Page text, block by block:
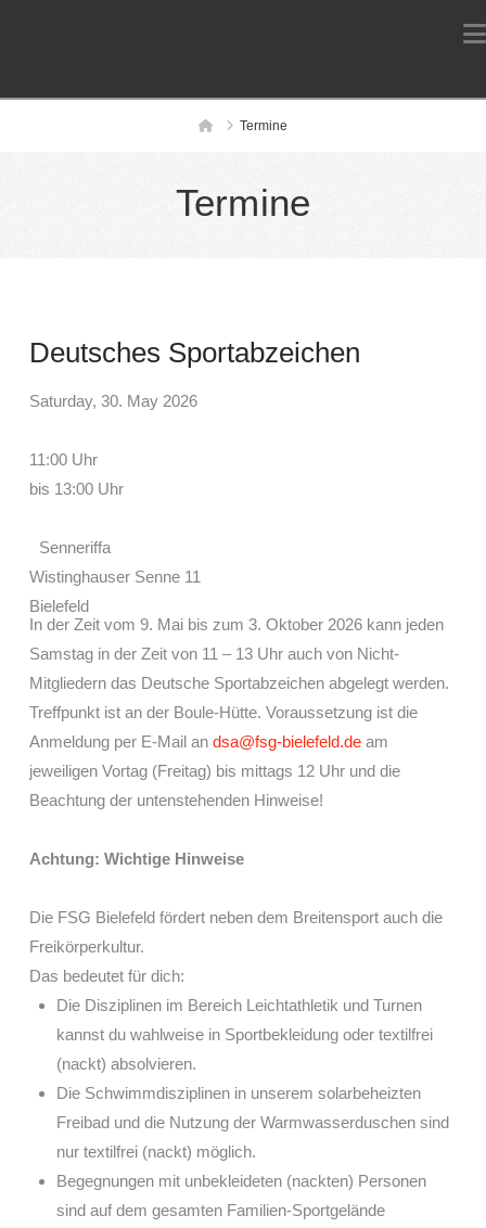
HomeTermine
Termine
Deutsches Sportabzeichen
Saturday, 30. May 2026
11:00 Uhr
bis 13:00 Uhr
Senneriffa
Wistinghauser Senne 11
Bielefeld
In der Zeit vom 9. Mai bis zum 3. Oktober 2026 kann jeden
Samstag in der Zeit von 11 – 13 Uhr auch von Nicht-
Mitgliedern das Deutsche Sportabzeichen abgelegt werden.
Treffpunkt ist an der Boule-Hütte. Voraussetzung ist die
Anmeldung per E-Mail an dsa@fsg-bielefeld.deam
jeweiligen Vortag (Freitag) bis mittags 12 Uhr und die
Beachtung der untenstehenden Hinweise!
Achtung: Wichtige Hinweise
Die FSG Bielefeld fördert neben dem Breitensport auch die
Freikörperkultur.
Das bedeutet für dich:
Die Disziplinen im Bereich Leichtathletik und Turnen
kannst du wahlweise in Sportbekleidung oder textilfrei
(nackt) absolvieren.
Die Schwimmdisziplinen in unserem solarbeheizten
Freibad und die Nutzung der Warmwasserduschen sind
nur textilfrei (nackt) möglich.
Begegnungen mit unbekleideten (nackten) Personen
sind auf dem gesamten Familien-Sportgelände